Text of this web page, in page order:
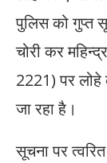
पुलिस को गुप्त
चोरी कर
2221) पर लोहे
जा रहा है।
सूचना पर